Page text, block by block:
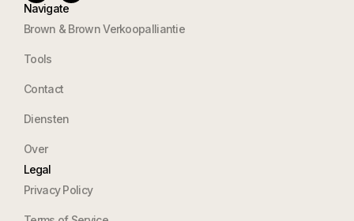
Navigate
Brown & Brown Verkoopalliantie
Tools
Contact
Diensten
Over
Legal
Privacy Policy